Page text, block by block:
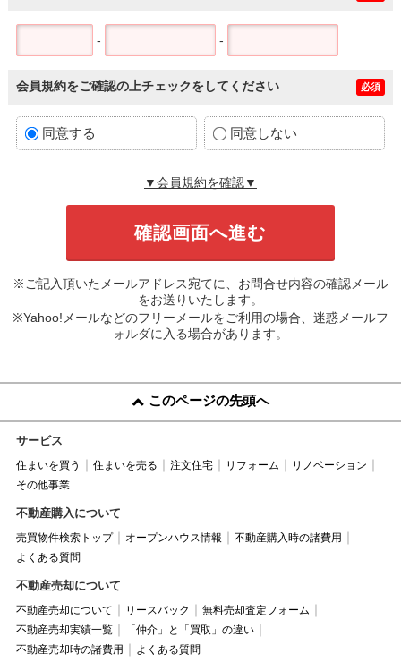
- -
会員規約をご確認の上チェックをしてください 必須
同意する 同意しない
▼会員規約を確認▼
※ご記入頂いたメールアドレス宛てに、お問合せ内容の確認メール
をお送りいたします。
※Yahoo!メールなどのフリーメールをご利用の場合、迷惑メールフ
ォルダに入る場合があります。
このページの先頭へ
サービス
住まいを買う 住まいを売る 注文住宅 リフォーム
リノベーション
その他事業
不動産購入について
売買物件検索トップ オープンハウス情報
不動産購入時の諸費用
よくある質問
不動産売却について
不動産売却について リースバック
無料売却査定フォーム
不動産売却実績一覧
「仲介」と「買取」の違い
不動産売却時の諸費用
よくある質問